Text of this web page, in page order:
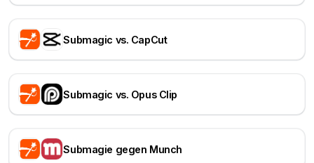
Submagic vs. CapCut
Submagic vs. Opus Clip
Submagie gegen Munch